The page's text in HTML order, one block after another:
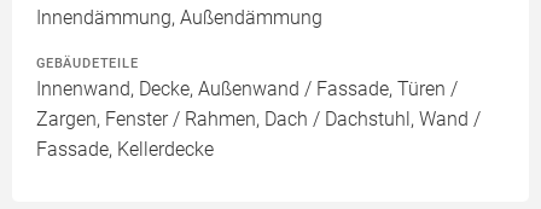
Innendämmung, Außendämmung
GEBÄUDETEILE
Innenwand, Decke, Außenwand / Fassade, Türen /
Zargen, Fenster / Rahmen, Dach / Dachstuhl, Wand /
Fassade, Kellerdecke